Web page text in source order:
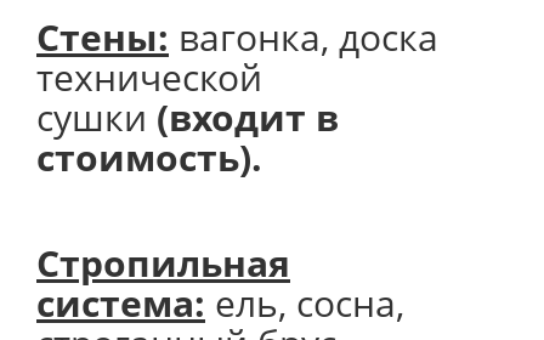
Стены: вагонка, доска
технической
сушки (входит в
стоимость).
Стропильная
система: ель, сосна,